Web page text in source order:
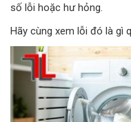
số lỗi hoặc hư hỏng.
Hãy cùng xem lỗi đó là gì